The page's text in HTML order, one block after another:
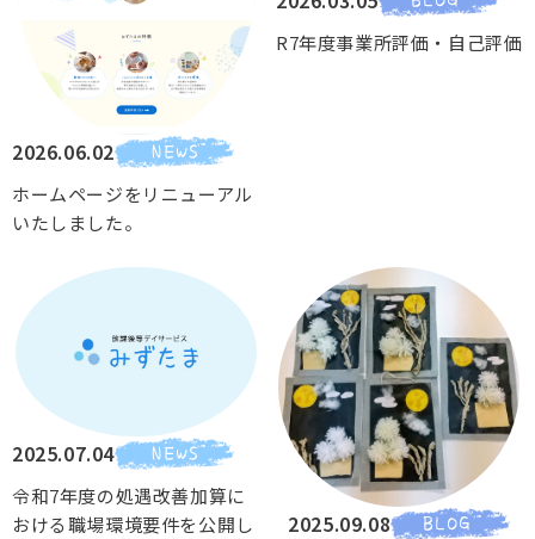
2026.06.02
ホームページをリニューアル
いたしました。
R7年度事業所評価・自己評価
2025.07.04
令和7年度の処遇改善加算に
おける職場環境要件を公開し
2025.09.08